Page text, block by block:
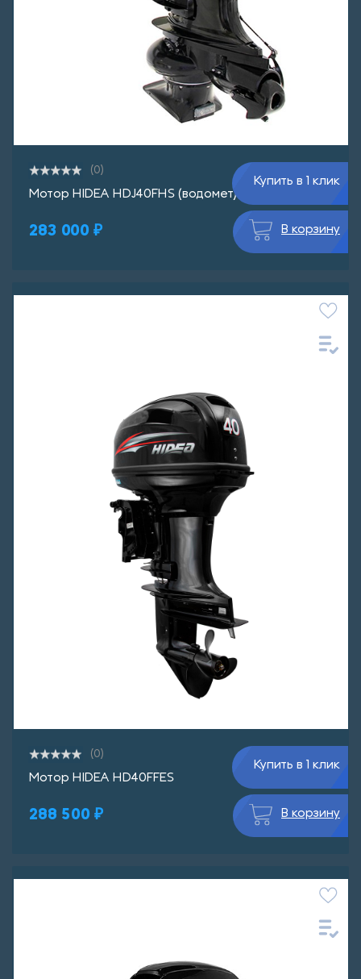
(0)
Мотор HIDEA HDJ40FHS (водомет)
283 000 ₽
Купить в 1 клик
В корзину
(0)
Мотор HIDEA HD40FFЕS
288 500 ₽
Купить в 1 клик
В корзину